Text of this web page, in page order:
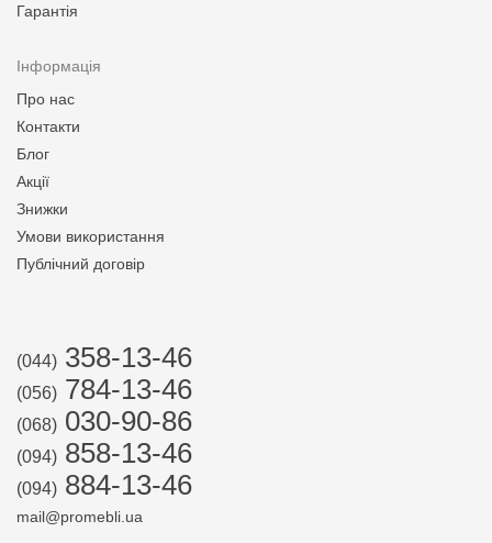
Гарантія
Інформація
Про нас
Контакти
Блог
Акції
Знижки
Умови використання
Публічний договір
(044) 358-13-46
(056) 784-13-46
(068) 030-90-86
(094) 858-13-46
(094) 884-13-46
mail@promebli.ua